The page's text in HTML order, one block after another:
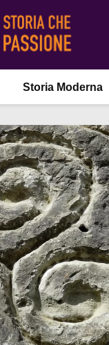
Storia Moderna